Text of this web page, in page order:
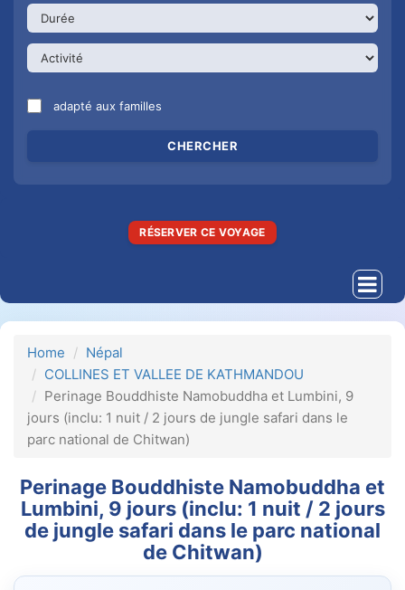
adapté aux familles
RÉSERVER CE VOYAGE
Home
Népal
COLLINES ET VALLEE DE KATHMANDOU
Perinage Bouddhiste Namobuddha et Lumbini, 9
jours (inclu: 1 nuit / 2 jours de jungle safari dans le
parc national de Chitwan)
Perinage Bouddhiste Namobuddha et
Lumbini, 9 jours (inclu: 1 nuit / 2 jours
de jungle safari dans le parc national
de Chitwan)